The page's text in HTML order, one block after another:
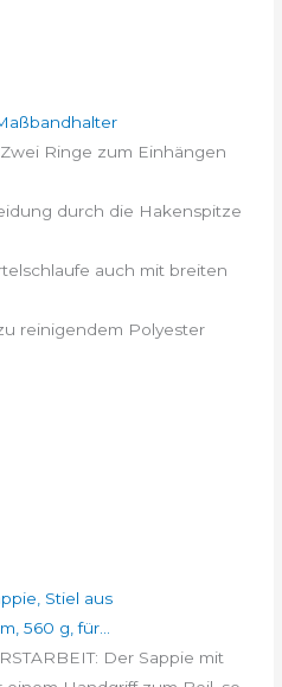
Ringe zum Einhängen
durch die Hakenspitze
auch mit breiten
reinigendem Polyester
Stiel aus
560 g, für...
Der Sappie mit